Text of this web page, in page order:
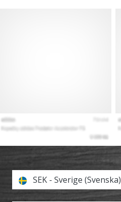
SEK - Sverige (Svenska)